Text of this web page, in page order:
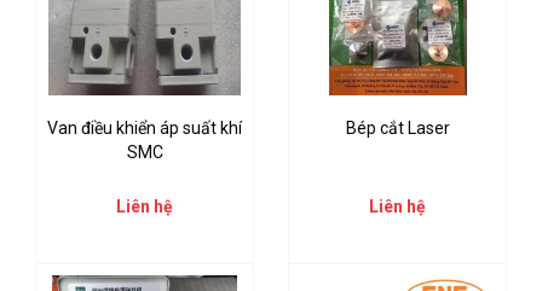
Van điều khiển áp suất khí
SMC
Liên hệ
Bép cắt Laser
Liên hệ